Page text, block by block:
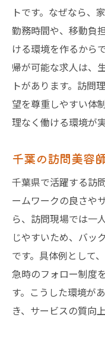
トです。なぜなら、
勤務時間や、移動負
ける環境を作るから
帰が可能な求人は、
トがあります。訪問
望を尊重しやすい体
理なく働ける環境が
千葉の訪問美容
千葉県で活躍する訪
ームワークの良さや
ら、訪問現場では一
じやすいため、バッ
です。具体例として
急時のフォロー制度
す。こうした環境が
き、サービスの質向